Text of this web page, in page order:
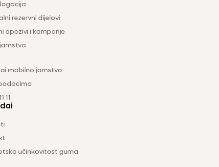
rezervni dijelovi
opozivi i kampanje
mobilno jamstvo
11
učinkovitost guma